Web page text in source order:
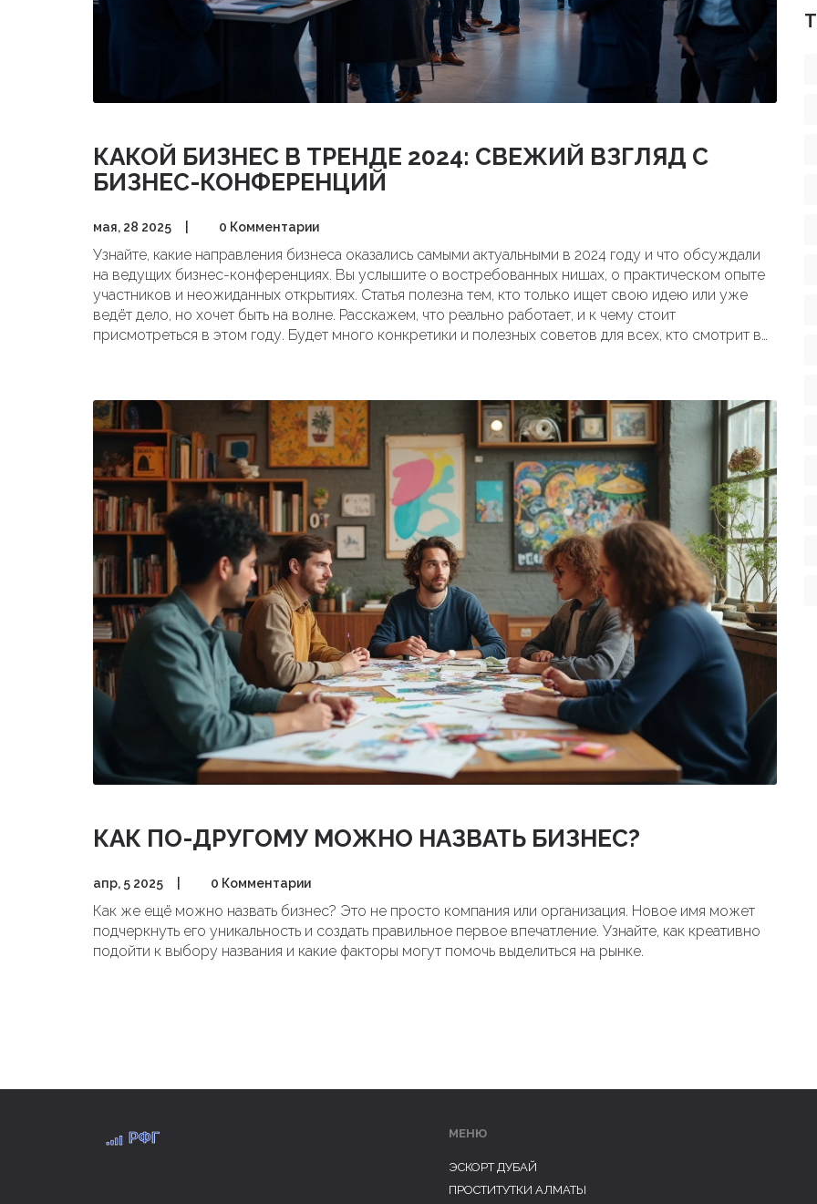
КАКОЙ БИЗНЕС В ТРЕНДЕ 2024: СВЕЖИЙ ВЗГЛЯД С
БИЗНЕС-КОНФЕРЕНЦИЙ
мая, 28 2025 0 Комментарии
Узнайте, какие направления бизнеса оказались самыми актуальными в 2024 году и что обсуждали
на ведущих бизнес-конференциях. Вы услышите о востребованных нишах, о практическом опыте
участников и неожиданных открытиях. Статья полезна тем, кто только ищет свою идею или уже
ведёт дело, но хочет быть на волне. Расскажем, что реально работает, и к чему стоит
присмотреться в этом году. Будет много конкретики и полезных советов для всех, кто смотрит в
КАК ПО-ДРУГОМУ МОЖНО НАЗВАТЬ БИЗНЕС?
апр, 5 2025 0 Комментарии
Как же ещё можно назвать бизнес? Это не просто компания или организация. Новое имя может
подчеркнуть его уникальность и создать правильное первое впечатление. Узнайте, как креативно
подойти к выбору названия и какие факторы могут помочь выделиться на рынке.
МЕНЮ
ЭСКОРТ ДУБАЙ
ПРОСТИТУТКИ АЛМАТЫ